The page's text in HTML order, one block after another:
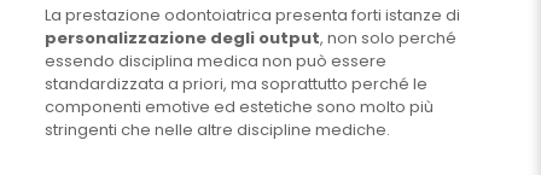
La prestazione odontoiatrica presenta forti istanze di
personalizzazione degli output, non solo perché
essendo disciplina medica non può essere
standardizzata a priori, ma soprattutto perché le
componenti emotive ed estetiche sono molto più
stringenti che nelle altre discipline mediche.